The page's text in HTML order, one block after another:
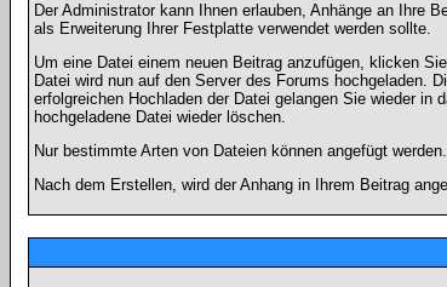
Der Administrator kann Ihnen erlauben, Anhänge an Ihre
als Erweiterung Ihrer Festplatte verwendet werden sollte.
Um eine Datei einem neuen Beitrag anzufügen, klicken
Datei wird nun auf den Server des Forums hochgeladen.
erfolgreichen Hochladen der Datei gelangen Sie wieder
hochgeladene Datei wieder löschen.
Nur bestimmte Arten von Dateien können angefügt
Nach dem Erstellen, wird der Anhang in Ihrem Beitrag